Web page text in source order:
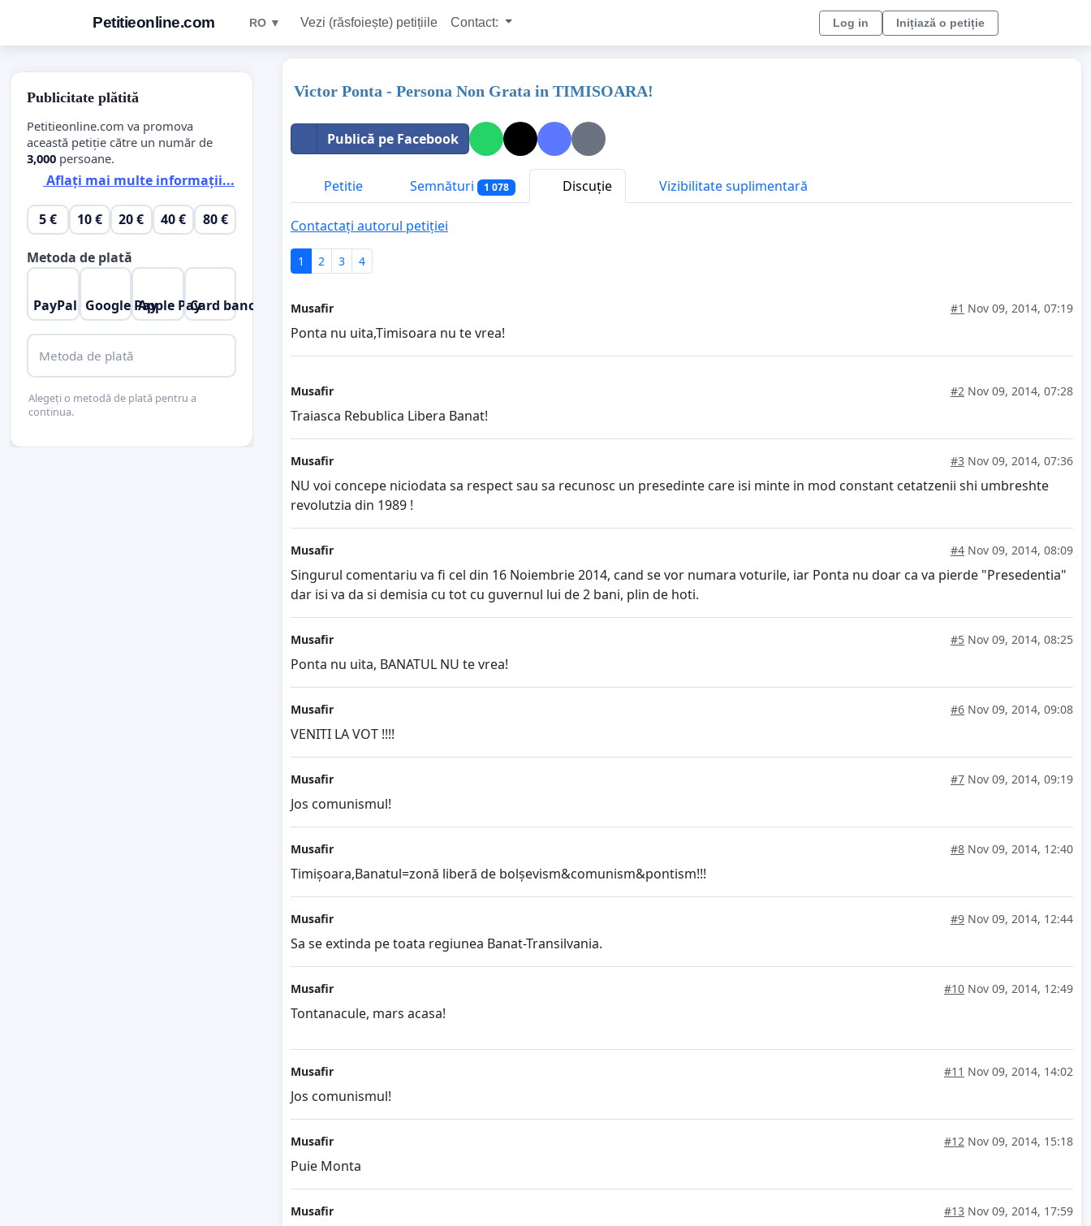
Petitieonline.com RO ▼ Vezi (răsfoiește) petițiile Contact: Log in Inițiază o petiție
Victor Ponta - Persona Non Grata in TIMISOARA!
Publică pe Facebook
Petitie Semnături 1 078 Discuție Vizibilitate suplimentară
Contactați autorul petiției
1 2 3 4
Musafir #1 Nov 09, 2014, 07:19
Ponta nu uita,Timisoara nu te vrea!
Musafir #2 Nov 09, 2014, 07:28
Traiasca Rebublica Libera Banat!
Musafir #3 Nov 09, 2014, 07:36
NU voi concepe niciodata sa respect sau sa recunosc un presedinte care isi minte in mod constant cetatzenii shi umbreshte
revolutzia din 1989 !
Musafir #4 Nov 09, 2014, 08:09
Singurul comentariu va fi cel din 16 Noiembrie 2014, cand se vor numara voturile, iar Ponta nu doar ca va pierde "Presedentia"
dar isi va da si demisia cu tot cu guvernul lui de 2 bani, plin de hoti.
Musafir #5 Nov 09, 2014, 08:25
Ponta nu uita, BANATUL NU te vrea!
Musafir #6 Nov 09, 2014, 09:08
VENITI LA VOT !!!!
Musafir #7 Nov 09, 2014, 09:19
Jos comunismul!
Musafir #8 Nov 09, 2014, 12:40
Timișoara,Banatul=zonă liberă de bolșevism&comunism&pontism!!!
Musafir #9 Nov 09, 2014, 12:44
Sa se extinda pe toata regiunea Banat-Transilvania.
Musafir #10 Nov 09, 2014, 12:49
Tontanacule, mars acasa!
Musafir #11 Nov 09, 2014, 14:02
Jos comunismul!
Musafir #12 Nov 09, 2014, 15:18
Puie Monta
Musafir #13 Nov 09, 2014, 17:59
Publicitate plătită
Petitieonline.com va promova
această petiție către un număr de
3,000 persoane.
Aflați mai multe informații...
5 € 10 € 20 € 40 € 80 €
Metoda de plată
PayPal Google PayApple PayCard bancar
Metoda de plată
Alegeți o metodă de plată pentru a
continua.